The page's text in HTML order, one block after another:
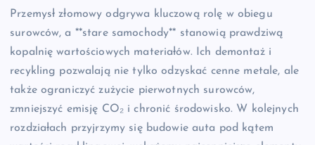
Przemysł złomowy odgrywa kluczową rolę w obiegu
surowców, a **stare samochody** stanowią prawdziwą
kopalnię wartościowych materiałów. Ich demontaż i
recykling pozwalają nie tylko odzyskać cenne metale, ale
także ograniczyć zużycie pierwotnych surowców,
zmniejszyć emisję CO₂ i chronić środowisko. W kolejnych
rozdziałach przyjrzymy się budowie auta pod kątem